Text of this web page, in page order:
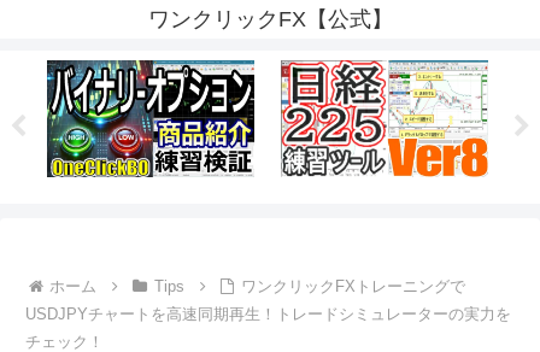
ワンクリックFX【公式】
ホーム Tips
ワンクリックFXトレーニングで
USDJPYチャートを高速同期再生！トレードシミュレーターの実力を
チェック！